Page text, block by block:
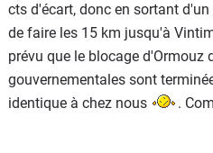
cts d'écart, donc en sortant
de faire les 15 km jusqu'à
prévu que le blocage d'Ormouz
gouvernementales sont
identique à chez nous
.